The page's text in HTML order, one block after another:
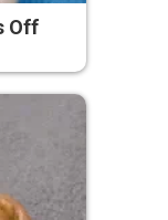
Off